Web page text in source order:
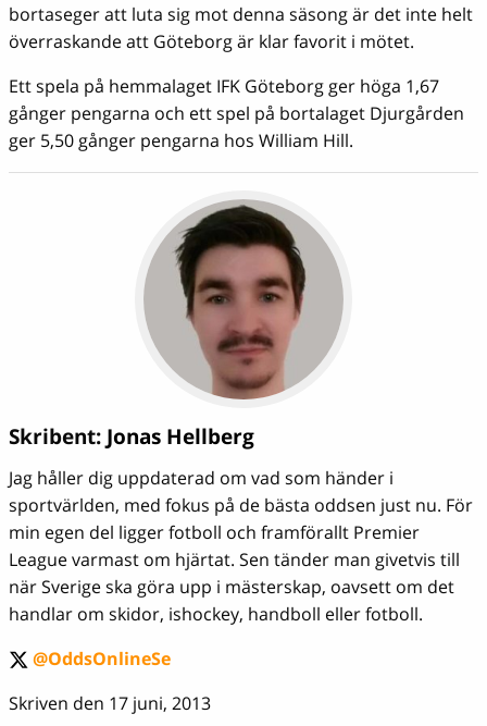
bortaseger att luta sig mot denna säsong är det inte helt
överraskande att Göteborg är klar favorit i mötet.
Ett spela på hemmalaget IFK Göteborg ger höga 1,67
gånger pengarna och ett spel på bortalaget Djurgården
ger 5,50 gånger pengarna hos William Hill.
Skribent: Jonas Hellberg
Jag håller dig uppdaterad om vad som händer i
sportvärlden, med fokus på de bästa oddsen just nu. För
min egen del ligger fotboll och framförallt Premier
League varmast om hjärtat. Sen tänder man givetvis till
när Sverige ska göra upp i mästerskap, oavsett om det
handlar om skidor, ishockey, handboll eller fotboll.
twitter
@OddsOnlineSe
Skriven den 17 juni, 2013